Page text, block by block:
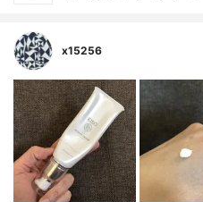
x15256